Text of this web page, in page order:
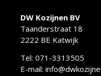
DW Kozijnen BV
Taanderstraat 18
2222 BE Katwijk
Tel: 071-3313505
E-mail: